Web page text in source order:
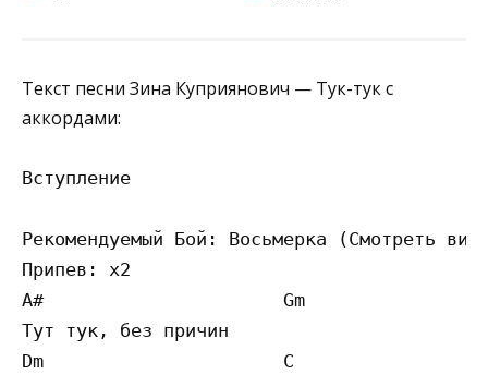
Текст песни Зина Куприянович — Тук-тук с
аккордами:
Вступление
Рекомендуемый Бой: Восьмерка (Смотреть
Припев: x2
A#                      Gm
Тут тук, без причин
Dm                      C